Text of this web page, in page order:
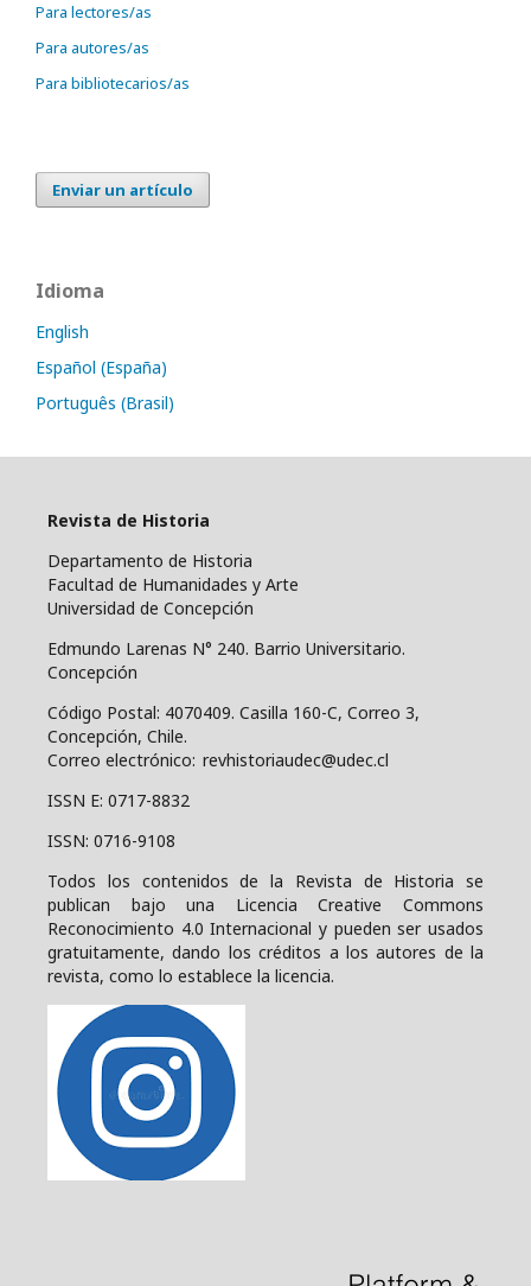
Para lectores/as
Para autores/as
Para bibliotecarios/as
Enviar un artículo
Idioma
English
Español (España)
Português (Brasil)
Revista de Historia
Departamento de Historia
Facultad de Humanidades y Arte
Universidad de Concepción
Edmundo Larenas N° 240. Barrio Universitario.
Concepción
Código Postal: 4070409. Casilla 160-C, Correo 3,
Concepción, Chile.
Correo electrónico: revhistoriaudec@udec.cl
ISSN E: 0717-8832
ISSN: 0716-9108
Todos los contenidos de la Revista de Historia se
publican bajo una
Licencia Creative Commons
Reconocimiento 4.0 Internacional y pueden ser usados
gratuitamente, dando los créditos a los autores de la
revista, como lo establece la licencia.